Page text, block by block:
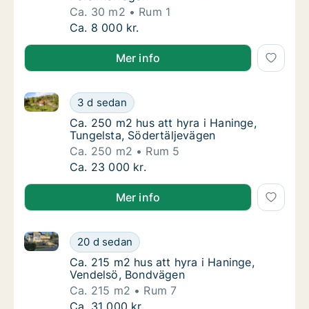
Ca. 30 m2
Rum 1
Ca. 30 m2 lägenhet att hyra i Haninge,
Ca. 8 000 kr.
Mer info
Ca. 250 m2 hus att hyra i Haninge,
3 d sedan
Ca. 250 m2 hus att hyra i Haninge, Tungelsta,
Ca. 250 m2 hus att hyra i Haninge,
Ca. 250 m2 hus att hyra i Haninge,
Tungelsta, Södertäljevägen
Ca. 250 m2
Rum 5
Ca. 250 m2 hus att hyra i Haninge,
Ca. 23 000 kr.
Mer info
Ca. 215 m2 hus att hyra i Haninge,
20 d sedan
Ca. 215 m2 hus att hyra i Haninge, Vendelsö,
Ca. 215 m2 hus att hyra i Haninge,
Ca. 215 m2 hus att hyra i Haninge,
Vendelsö, Bondvägen
Ca. 215 m2
Rum 7